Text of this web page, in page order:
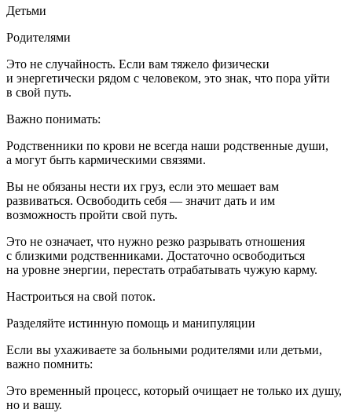
Детьми
Родителями
Это не случайность. Если вам тяжело физически
и энергетически рядом с человеком, это знак, что пора уйти
в свой путь.
Важно понимать:
Родственники по крови не всегда наши родственные души,
а могут быть кармическими связями.
Вы не обязаны нести их груз, если это мешает вам
развиваться. Освободить себя — значит дать и им
возможность пройти свой путь.
Это не означает, что нужно резко разрывать отношения
с близкими родственниками. Достаточно освободиться
на уровне энергии, перестать отрабатывать чужую карму.
Настроиться на свой поток.
Разделяйте истинную помощь и манипуляции
Если вы ухаживаете за больными родителями или детьми,
важно помнить:
Это временный процесс, который очищает не только их душу,
но и вашу.